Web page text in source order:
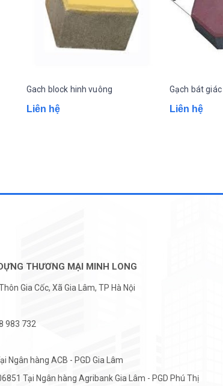
Gach block hinh vuông
Liên hệ
Gạch bát giác
Liên hệ
THƯƠNG MẠI MINH LONG
Gia Cốc, Xã Gia Lâm, TP Hà Nội
983 732
Ngân hàng ACB - PGD Gia Lâm
Tại Ngân hàng Agribank Gia Lâm - PGD Phú Thị